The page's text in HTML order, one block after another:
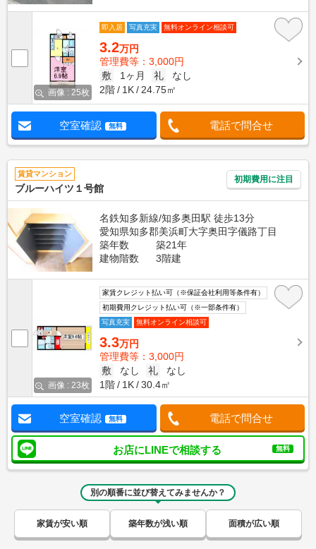
画像 : 25枚
即入居 写真充実 無料オンライン相談可
3.2万円
管理費等：3,000円
敷
1ヶ月 礼
なし
2階
1K 24.75㎡
空室確認 無料 電話で問合せ
賃貸マンション
ブルーハイツ１号館
初期費用に注目
名鉄知多新線/知多奥田駅 徒歩13分
愛知県知多郡美浜町大字奥田字儀路丁目
築年数
築21年
建物階数
3階建
画像 : 23枚
家賃クレジット払い可（※保証会社利用等条件有）
初期費用クレジット払い可（※一部条件有）
写真充実
無料オンライン相談可
3.3万円
管理費等：3,000円
敷
なし 礼
なし
1階
1K 30.4㎡
空室確認 無料 電話で問合せ
お店にLINEで相談する 無料
別の順番に並び替えてみませんか？
家賃が安い順 築年数が浅い順 面積が広い順